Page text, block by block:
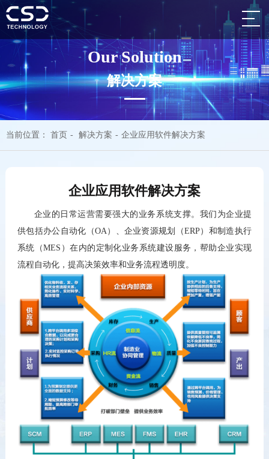
Our Solution
解决方案
当前位置： 首页 - 解决方案 - 企业应用软件解决方案
企业应用软件解决方案
企业的日常运营需要强大的业务系统支撑。我们为企业提
供包括办公自动化（OA）、企业资源规划（ERP）和制造执行
系统（MES ）在内的定制化业务系统建设服务，帮助企业实现
流程自动化，提高决策效率和业务流程透明度。